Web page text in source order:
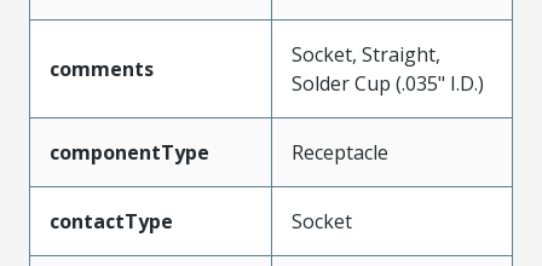
comments
Socket, Straight,
Solder Cup (.035" I.D.)
componentType Receptacle
contactType Socket